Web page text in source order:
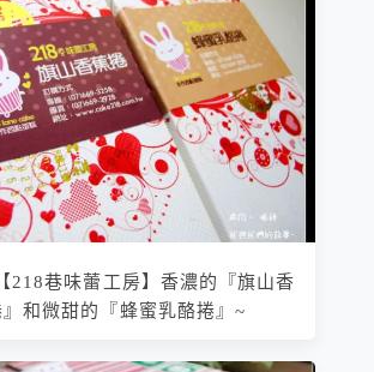
218巷味蕾工房】香濃的『旗山香
』和微甜的『蜂蜜乳酪捲』~